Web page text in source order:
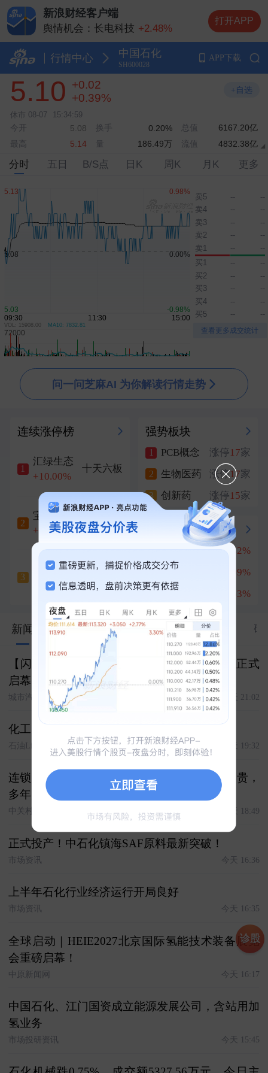
新浪财经客户端
舆情机会：长电科技 +2.48%
舆情机会：长鑫科技 +1.00%
舆情机会：中际旭创 -3.68%
舆情机会：兆易创新 +8.32%
舆情机会：云南锗业
打开APP
行情中心 中国石化
SH600028
APP下载
5.10 +0.02
+0.39%
休市 08-07 15:34:59
今开 5.08 换手 0.20% 总值
6167.20亿
最高
5.14 186.49万 流值 4832.38亿
+自选
卖5 --
--
卖4
--
--
卖3
--
--
卖2
--
--
卖1
--
--
买1
--
--
买2
--
--
买3
--
--
买4
--
--
买5
-- --
查看更多成交统计
分时 五日 B/S点 日K 周K 月K 更多
VOL: 15908.00 MA10: 7832.81
问一问芝麻AI 为你解读行情走势
连续涨停榜
1
汇绿生态
+10.00%
十天六板
2
宝鼎科技
+10.01%
六天五板
3
云南锗业
+10.00%
强势板块
1 PCB概念 涨停17家
2 生物医药 涨停17家
3 创新药 涨停15家
冲刺涨停
1 兆易创新 +8.32%
2 深南电路 +8.09%
3 南亚新材 +16.53%
新闻 股市汇 关联 资料 资金 研
【闪充中国·改变世界】闪充上海虹桥旗舰站正式
启幕！
城市汽车 今天 21:02
化工巨头退股！中国石化获赔8亿元
石油Link 今天 19:32
连锁养车全面对比：汽车保养去哪做省心又不贵，
多年用车实测全解析
中关村在线 今天 18:49
正式投产！中石化镇海SAF原料最新突破！
市场资讯 今天 16:36
上半年石化行业经济运行开局良好
市场资讯 今天 16:35
全球启动｜HEIE2027北京国际氢能技术装备展览
会重磅启幕！
中原新闻网 今天 16:17
中国石化、江门国资成立能源发展公司，含站用加
氢业务
市场投研资讯 今天 15:45
诊股